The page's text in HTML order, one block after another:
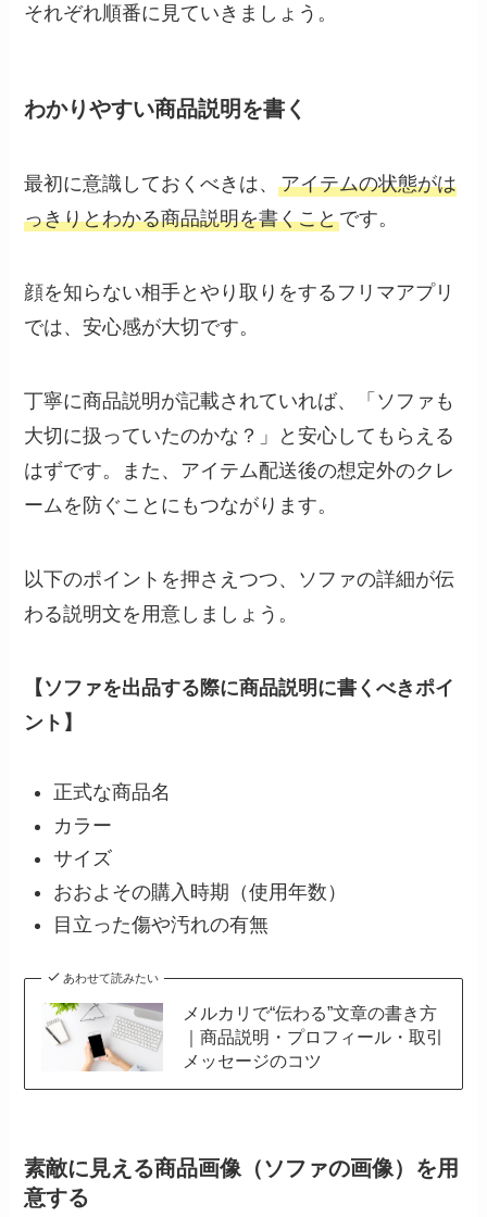
それぞれ順番に見ていきましょう。
わかりやすい商品説明を書く
最初に意識しておくべきは、アイテムの状態がは
っきりとわかる商品説明を書くことです。
顔を知らない相手とやり取りをするフリマアプリ
では、安心感が大切です。
丁寧に商品説明が記載されていれば、「ソファも
大切に扱っていたのかな？」と安心してもらえる
はずです。また、アイテム配送後の想定外のクレ
ームを防ぐことにもつながります。
以下のポイントを押さえつつ、ソファの詳細が伝
わる説明文を用意しましょう。
【ソファを出品する際に商品説明に書くべきポイ
ント】
正式な商品名
カラー
サイズ
おおよその購入時期（使用年数）
目立った傷や汚れの有無
あわせて読みたい
メルカリで“伝わる”文章の書き方
｜商品説明・プロフィール・取引
メッセージのコツ
素敵に見える商品画像（ソファの画像）を用
意する